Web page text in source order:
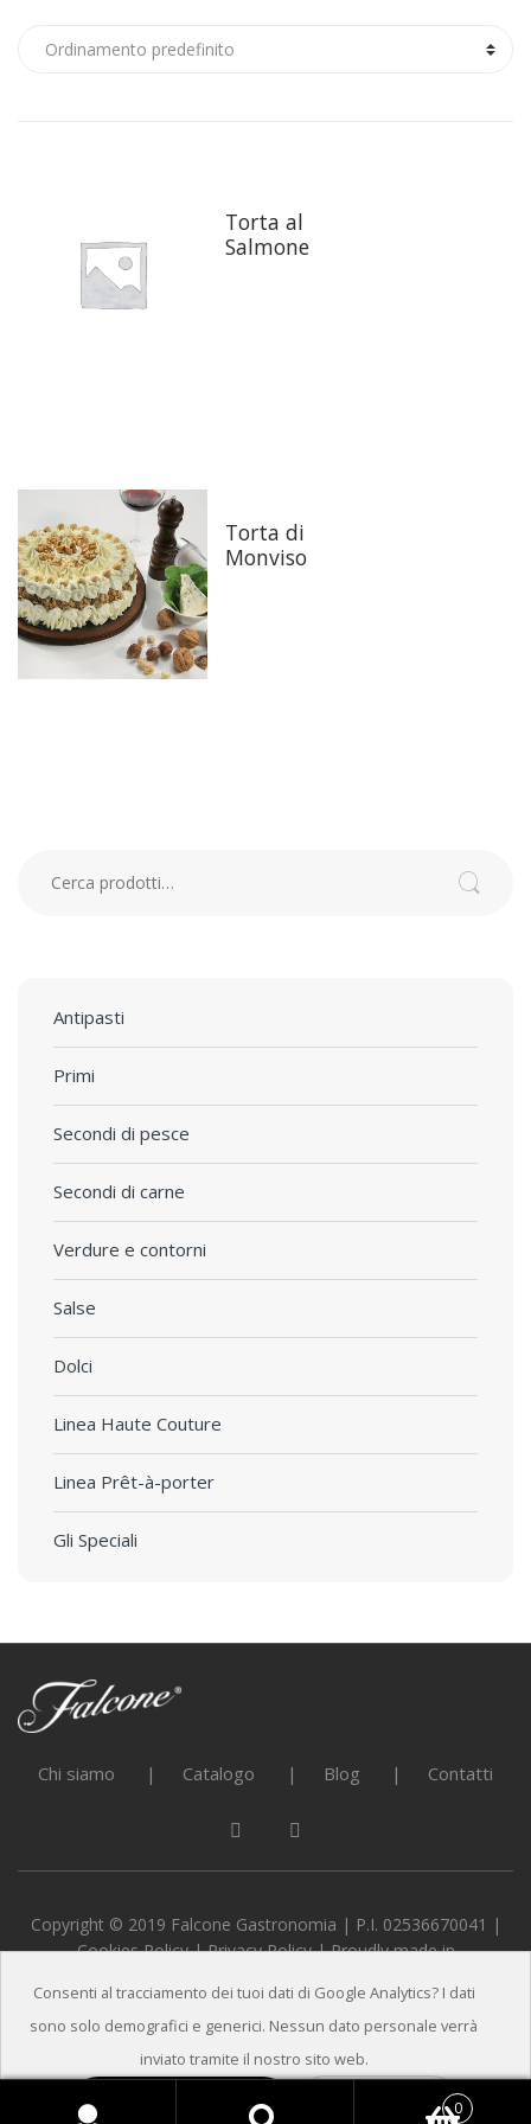
Torta al
Salmone
Torta di
Monviso
Cerca
Antipasti
Primi
Secondi di pesce
Secondi di carne
Verdure e contorni
Salse
Dolci
Linea Haute Couture
Linea Prêt-à-porter
Gli Speciali
Chi siamo Catalogo Blog Contatti
Copyright © 2019 Falcone Gastronomia | P.I. 02536670041 |
Cookies Policy|Privacy Policy| Proudly made in
0
Consenti al tracciamento dei tuoi dati di Google Analytics? I dati
sono solo demografici e generici. Nessun dato personale verrà
inviato tramite il nostro sito web.